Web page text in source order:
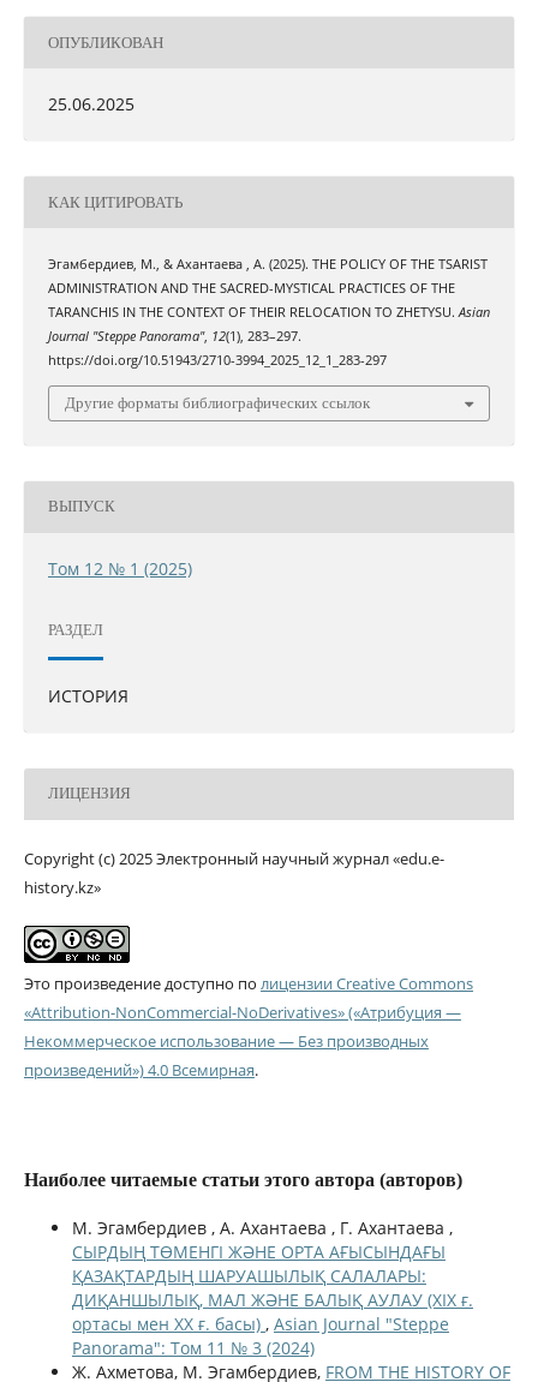
ОПУБЛИКОВАН
25.06.2025
КАК ЦИТИРОВАТЬ
Эгамбердиев, М., & Ахантаева , А. (2025). THE POLICY OF THE TSARIST
ADMINISTRATION AND THE SACRED-MYSTICAL PRACTICES OF THE
TARANCHIS IN THE CONTEXT OF THEIR RELOCATION TO ZHETYSU.Asian
Journal "Steppe Panorama", 12(1), 283–297.
https://doi.org/10.51943/2710-3994_2025_12_1_283-297
Другие форматы библиографических ссылок
ВЫПУСК
Том 12 № 1 (2025)
РАЗДЕЛ
ИСТОРИЯ
ЛИЦЕНЗИЯ
Copyright (c) 2025 Электронный научный журнал «edu.e-
history.kz»
Это произведение доступно по лицензии Creative Commons
«Attribution-NonCommercial-NoDerivatives» («Атрибуция —
Некоммерческое использование — Без производных
произведений») 4.0 Всемирная.
Наиболее читаемые статьи этого автора (авторов)
М. Эгамбердиев , А. Ахантаева , Г. Ахантаева ,
СЫРДЫҢ ТӨМЕНГІ ЖӘНЕ ОРТА АҒЫСЫНДАҒЫ
ҚАЗАҚТАРДЫҢ ШАРУАШЫЛЫҚ САЛАЛАРЫ:
ДИҚАНШЫЛЫҚ, МАЛ ЖӘНЕ БАЛЫҚ АУЛАУ (ХIХ ғ.
ортасы мен ХХ ғ. басы) , Asian Journal "Steppe
Panorama": Том 11 № 3 (2024)
Ж. Ахметова, М. Эгамбердиев, FROM THE HISTORY OF